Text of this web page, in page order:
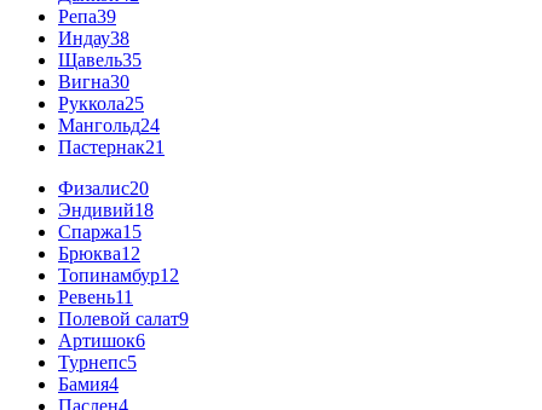
Репа39
Индау38
Щавель35
Вигна30
Руккола25
Мангольд24
Пастернак21
Физалис20
Эндивий18
Спаржа15
Брюква12
Топинамбур12
Ревень11
Полевой салат9
Артишок6
Турнепс5
Бамия4